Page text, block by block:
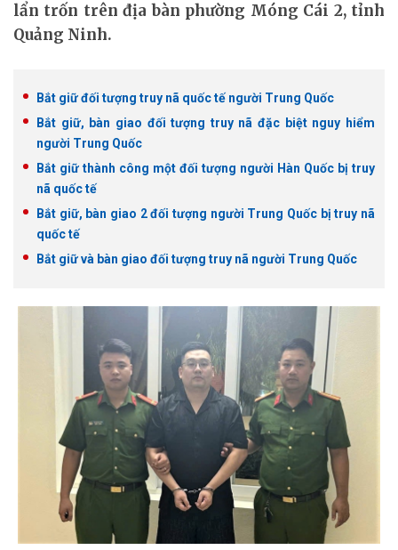
lẩn trốn trên địa bàn phường Móng Cái 2, tỉnh
Quảng Ninh.
Bắt giữ đối tượng truy nã quốc tế người Trung Quốc
Bắt giữ, bàn giao đối tượng truy nã đặc biệt nguy hiểm
người Trung Quốc
Bắt giữ thành công một đối tượng người Hàn Quốc bị truy
nã quốc tế
Bắt giữ, bàn giao 2 đối tượng người Trung Quốc bị truy nã
quốc tế
Bắt giữ và bàn giao đối tượng truy nã người Trung Quốc